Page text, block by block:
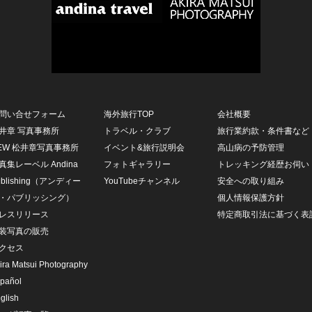
い合せフォーム
章 写真事務所
松井章写真事務所
集レーベル Andina
（アンディー
パブリッシング）
スリリース
写真の販売
セス
Matsui Photography
海外旅行TOP
トラベル・クラブ
イベント&旅行説明会
フォトギャラリー
YouTubeチャンネル
会社概要
旅行業約款・条件書など
高山病の予防管理
トレッキング経歴お伺い
安全への取り組み
個人情報保護方針
特定商取引法に基づく表